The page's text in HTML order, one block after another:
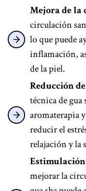
Mejora de
circulación
lo que puede
inflamación,
de la piel.
Reducción
técnica de gua
aromaterapia
reducir el
relajación y la
mejorar la